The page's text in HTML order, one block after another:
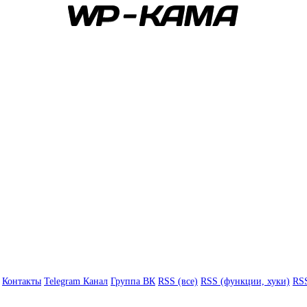
Контакты Telegram Канал Группа ВК RSS (все) RSS (функции, хуки)